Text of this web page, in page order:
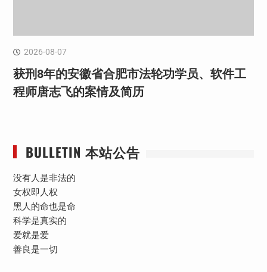
2026-08-07
获刑8年的安徽省合肥市法轮功学员、软件工
程师唐志飞的案情及简历
BULLETIN 本站公告
没有人是非法的
女权即人权
黑人的命也是命
科学是真实的
爱就是爱
善良是一切